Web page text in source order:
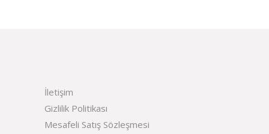
İletişim
Gizlilik Politikası
Mesafeli Satış Sözleşmesi